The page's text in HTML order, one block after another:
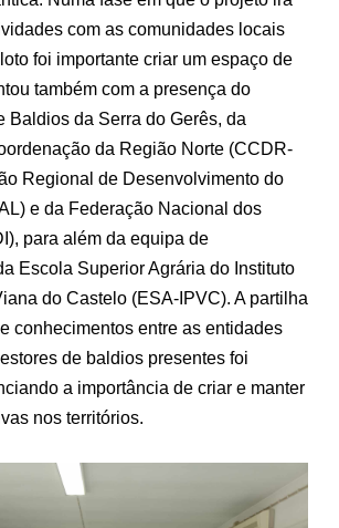
com as comunidades locais
foi importante criar um espaço de
também com a presença do
Baldios da Serra do Gerês, da
da Região Norte (CCDR-
Regional de Desenvolvimento do
e da Federação Nacional dos
para além da equipa de
Escola Superior Agrária do Instituto
do Castelo (ESA-IPVC). A partilha
conhecimentos entre as entidades
de baldios presentes foi
a importância de criar e manter
nos territórios.